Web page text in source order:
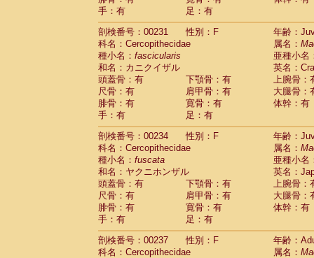
手：有
足：有
剖検番号：00231
性別：F
年齢：
科名：Cercopithecidae
属名：
種小名： fascicularis
亜種小名
和名：カニクイザル
英名：
頭蓋骨：有
下顎骨：有
上腕骨：
尺骨：有
肩甲骨：有
大腿骨：
腓骨：有
寛骨：有
体幹：有
手：有
足：有
剖検番号：00234
性別：F
年齢：
科名：Cercopithecidae
属名：
種小名： fuscata
亜種小名
和名：ヤクニホンザル
英名：
頭蓋骨：有
下顎骨：有
上腕骨：
尺骨：有
肩甲骨：有
大腿骨：
腓骨：有
寛骨：有
体幹：有
手：有
足：有
剖検番号：00237
性別：F
年齢：
科名：Cercopithecidae
属名：